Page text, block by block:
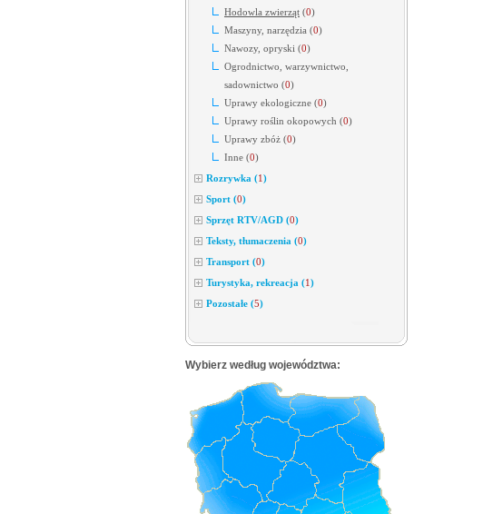
Hodowla zwierząt (0)
Maszyny, narzędzia (0)
Nawozy, opryski (0)
Ogrodnictwo, warzywnictwo,
sadownictwo (0)
Uprawy ekologiczne (0)
Uprawy roślin okopowych (0)
Uprawy zbóż (0)
Inne (0)
Rozrywka (1)
Sport (0)
Sprzęt RTV/AGD (0)
Teksty, tłumaczenia (0)
Transport (0)
Turystyka, rekreacja (1)
Pozostałe (5)
Wybierz według województwa: